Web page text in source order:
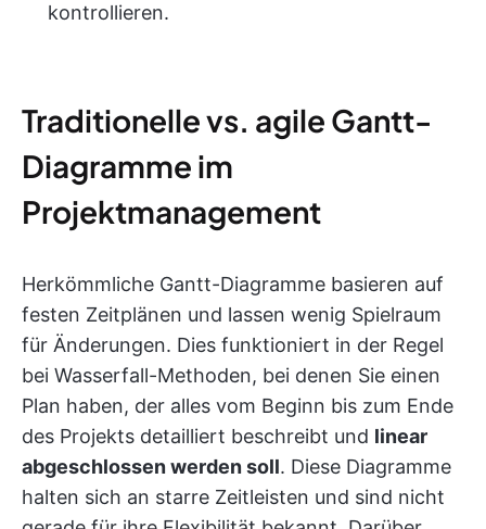
kontrollieren.
Traditionelle vs. agile Gantt-
Diagramme im
Projektmanagement
Herkömmliche Gantt-Diagramme basieren auf
festen Zeitplänen und lassen wenig Spielraum
für Änderungen. Dies funktioniert in der Regel
bei Wasserfall-Methoden, bei denen Sie einen
Plan haben, der alles vom Beginn bis zum Ende
des Projekts detailliert beschreibt und linear
abgeschlossen werden soll. Diese Diagramme
halten sich an starre Zeitleisten und sind nicht